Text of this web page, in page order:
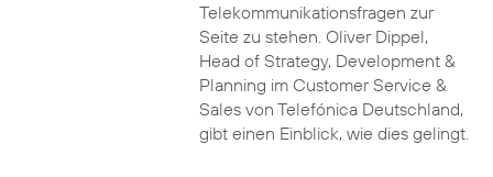
Telekommunikationsfragen zur
Seite zu stehen. Oliver Dippel,
Head of Strategy, Development &
Planning im Customer Service &
Sales von Telefónica Deutschland,
gibt einen Einblick, wie dies gelingt.